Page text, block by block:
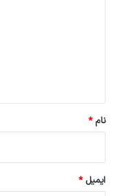
نام*
ایمیل*